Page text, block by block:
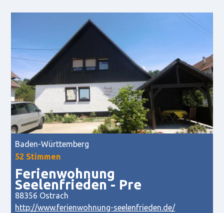
Baden-Württemberg
52 Stimmen
Ferienwohnung
Seelenfrieden - Pre
88356 Ostrach
http://www.ferienwohnung-seelenfrieden.de/